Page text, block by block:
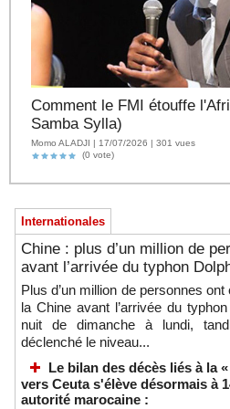
Comment le FMI étouffe
Samba Sylla)
Momo ALADJI | 17/07/2026 | 301 vues
(0 vote)
Internationales
Chine : plus d’un million de
avant l’arrivée du typhon
Plus d’un million de personnes
la Chine avant l’arrivée du
nuit de dimanche à lundi,
déclenché le niveau...
Le bilan des décès liés à la
vers Ceuta s'élève désormais à
autorité marocaine :